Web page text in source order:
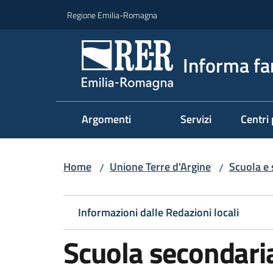
Regione Emilia-Romagna
Informa
Argomenti Servizi Centri
Home / Unione Terre d'Argine / Scuola
Informazioni dalle Redazioni locali
Scuola